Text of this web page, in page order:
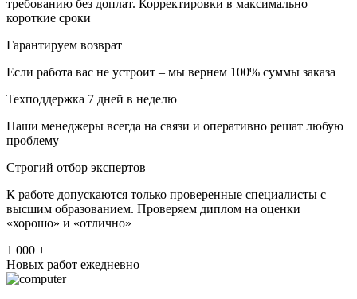
требованию без доплат. Корректировки в максимально
короткие сроки
Гарантируем возврат
Если работа вас не устроит – мы вернем 100% суммы заказа
Техподдержка 7 дней в неделю
Наши менеджеры всегда на связи и оперативно решат любую
проблему
Строгий отбор экспертов
К работе допускаются только проверенные специалисты с
высшим образованием. Проверяем диплом на оценки
«хорошо» и «отлично»
1 000 +
Новых работ ежедневно